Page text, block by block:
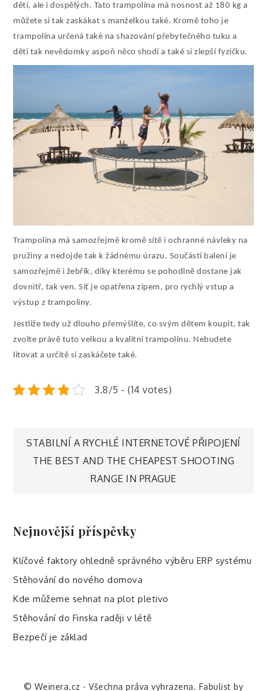
dětí, ale i dospělých. Tato trampolína má nosnost až 180 kg a
můžete si tak zaskákat s manželkou také. Kromě toho je
trampolína určená také na shazování přebytečného tuku a
děti tak nevědomky aspoň něco shodí a také si zlepší fyzičku.
Trampolína má samozřejmě kromě sítě i ochranné návleky na
pružiny a nedojde tak k žádnému úrazu. Součástí balení je
samozřejmě i žebřík, díky kterému se pohodlně dostane jak
dovnitř, tak ven. Síť je opatřena zipem, pro rychlý vstup a
výstup z trampolíny.
Jestliže tedy už dlouho přemýšlíte, co svým dětem koupit, tak
zvolte právě tuto velkou a kvalitní trampolínu. Nebudete
litovat a určitě si zaskáčete také.
3.8/5 - (14 votes)
Navigace
STABILNÍ A RYCHLÉ INTERNETOVÉ PŘIPOJENÍ
THE BEST AND THE CHEAPEST SHOOTING
RANGE IN PRAGUE
Nejnovější příspěvky
Klíčové faktory ohledně správného výběru ERP systému
Stěhování do nového domova
Kde můžeme sehnat na plot pletivo
Stěhování do Finska raději v létě
Bezpečí je základ
© Weinera.cz - Všechna práva vyhrazena. Fabulist by